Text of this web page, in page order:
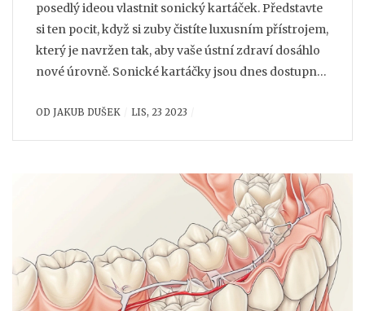
posedlý ideou vlastnit sonický kartáček. Představte
si ten pocit, když si zuby čistíte luxusním přístrojem,
který je navržen tak, aby vaše ústní zdraví dosáhlo
nové úrovně. Sonické kartáčky jsou dnes dostupné
článek, si můžeme dovolit tento fenomén domácí
OD JAKUB DUŠEK LIS, 23 2023